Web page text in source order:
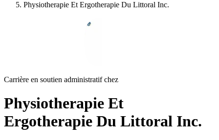
Physiotherapie Et Ergotherapie Du Littoral Inc.
Carrière en soutien administratif chez
Physiotherapie Et
Ergotherapie Du Littoral Inc.